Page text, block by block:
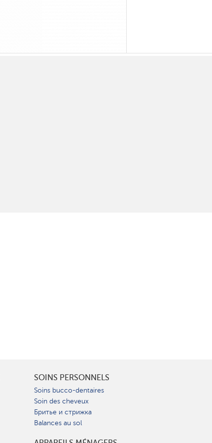
SOINS PERSONNELS
Soins bucco-dentaires
Soin des cheveux
Бритье и стрижка
Balances au sol